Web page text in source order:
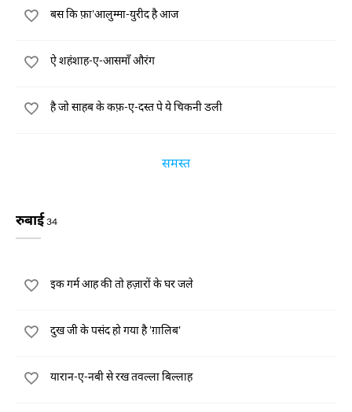
बस कि फ़ा'आलुम्मा-युरीद है आज
ऐ शहंशाह-ए-आसमाँ औरंग
है जो साहब के कफ़-ए-दस्त पे ये चिकनी डली
समस्त
रुबाई34
इक गर्म आह की तो हज़ारों के घर जले
दुख जी के पसंद हो गया है 'ग़ालिब'
यारान-ए-नबी से रख तवल्ला बिल्लाह